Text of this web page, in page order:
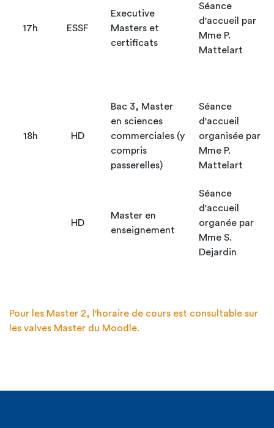
17h ESSF
Executive
Masters et
certificats
Séance
d'accueil par
Mme P.
Mattelart
18h HD
Bac 3, Master
en sciences
commerciales (y
compris
passerelles)
Séance
d'accueil
organisée par
Mme P.
Mattelart
HD
Master en
enseignement
Séance
d'accueil
organée par
Mme S.
Dejardin
Pour les Master 2, l'horaire de cours est consultable sur
les valves Master du Moodle.